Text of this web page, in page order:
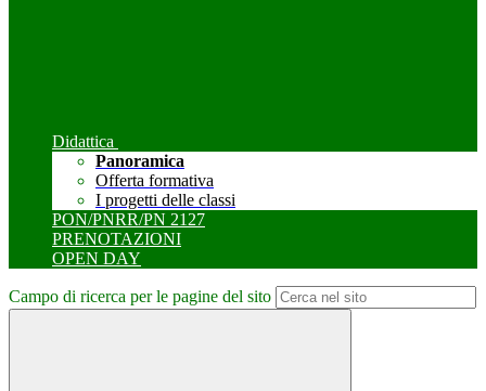
Didattica
Panoramica
Offerta formativa
I progetti delle classi
PON/PNRR/PN 2127
PRENOTAZIONI
OPEN DAY
Campo di ricerca per le pagine del sito